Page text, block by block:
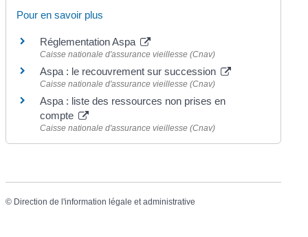
Pour en savoir plus
Réglementation Aspa
Caisse nationale d'assurance vieillesse (Cnav)
Aspa : le recouvrement sur succession
Caisse nationale d'assurance vieillesse (Cnav)
Aspa : liste des ressources non prises en
compte
Caisse nationale d'assurance vieillesse (Cnav)
© Direction de l'information légale et administrative